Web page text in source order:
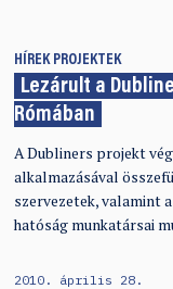
HÍREK PROJEKTEK
Lezárult a
Rómában
A Dubliners projekt
alkalmazásával
szervezetek, valamint
hatóság munkatársai
2010. április 28.